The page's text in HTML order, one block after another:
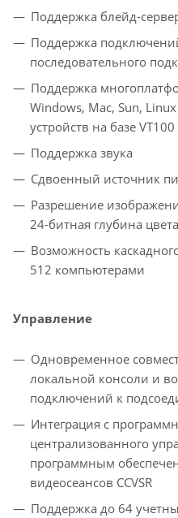
Поддержка блейд-
Поддержка
последовательного
Поддержка
Windows, Mac, Sun,
устройств на базе VT100
Поддержка звука
Сдвоенный источник
Разрешение
24-битная глубина цвета
Возможность
512 компьютерами
Управление
Одновременное
локальной консоли и
подключений к
Интеграция с
централизованного
программным
видеосеансов CCVSR
Поддержка до 64